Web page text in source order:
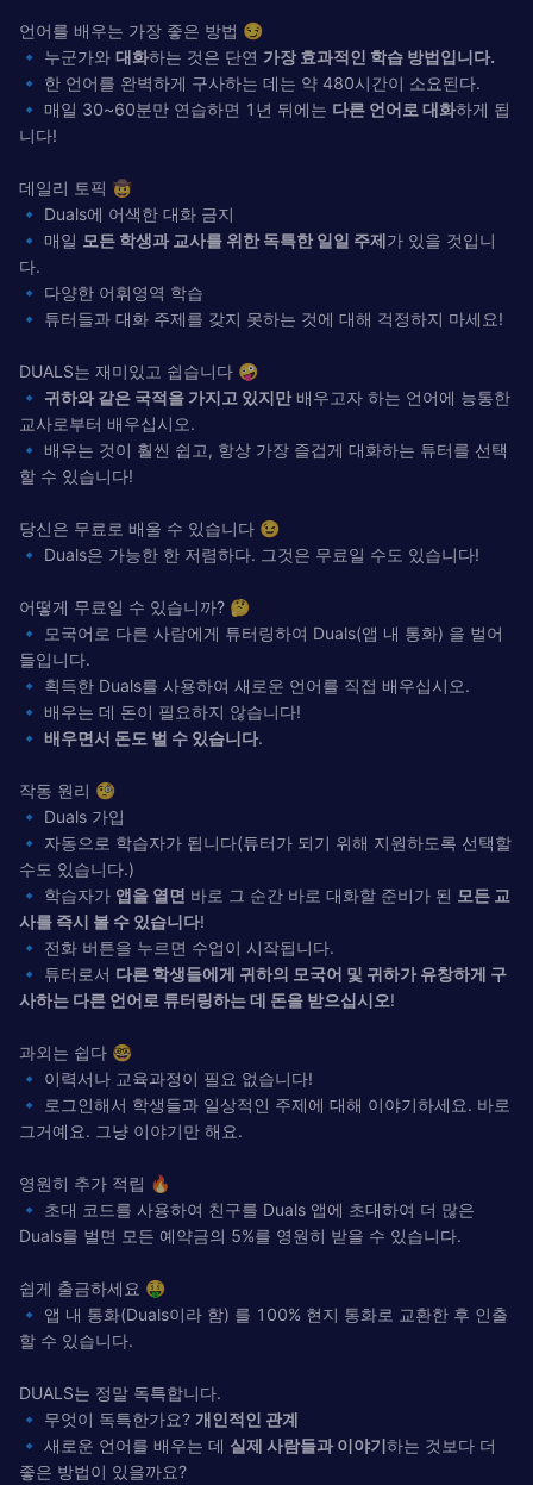
언어를 배우는 가장 좋은 방법 😏
🔹 누군가와 대화하는 것은 단연 가장 효과적인 학습 방법입니다.
🔹 한 언어를 완벽하게 구사하는 데는 약 480시간이 소요된다.
🔹 매일 30~60분만 연습하면 1년 뒤에는 다른 언어로 대화하게 됩
니다!
데일리 토픽 🤠
🔹 Duals에 어색한 대화 금지
🔹 매일 모든 학생과 교사를 위한 독특한 일일 주제가 있을 것입니
다.
🔹 다양한 어휘영역 학습
🔹 튜터들과 대화 주제를 갖지 못하는 것에 대해 걱정하지 마세요!
DUALS는 재미있고 쉽습니다 🤪
🔹 귀하와 같은 국적을 가지고 있지만배우고자 하는 언어에 능통한
교사로부터 배우십시오.
🔹 배우는 것이 훨씬 쉽고, 항상 가장 즐겁게 대화하는 튜터를 선택
할 수 있습니다!
당신은 무료로 배울 수 있습니다 😉
🔹 Duals은 가능한 한 저렴하다. 그것은 무료일 수도 있습니다!
어떻게 무료일 수 있습니까? 🤔
🔹 모국어로 다른 사람에게 튜터링하여 Duals(앱 내 통화) 을 벌어
들입니다.
🔹 획득한 Duals를 사용하여 새로운 언어를 직접 배우십시오.
🔹 배우는 데 돈이 필요하지 않습니다!
🔹 배우면서 돈도 벌 수 있습니다.
작동 원리 🧐
🔹 Duals 가입
🔹 자동으로 학습자가 됩니다(튜터가 되기 위해 지원하도록 선택할
수도 있습니다.)
🔹 학습자가 앱을 열면 바로 그 순간 바로 대화할 준비가 된 모든 교
사를 즉시 볼 수 있습니다!
🔹 전화 버튼을 누르면 수업이 시작됩니다.
🔹 튜터로서 다른 학생들에게 귀하의 모국어 및 귀하가 유창하게 구
사하는 다른 언어로 튜터링하는 데 돈을 받으십시오!
과외는 쉽다 🤓
🔹 이력서나 교육과정이 필요 없습니다!
🔹 로그인해서 학생들과 일상적인 주제에 대해 이야기하세요. 바로
그거예요. 그냥 이야기만 해요.
영원히 추가 적립 🔥
🔹 초대 코드를 사용하여 친구를 Duals 앱에 초대하여 더 많은
Duals를 벌면 모든 예약금의 5%를 영원히 받을 수 있습니다.
쉽게 출금하세요 🤑
🔹 앱 내 통화(Duals이라 함) 를 100% 현지 통화로 교환한 후 인출
할 수 있습니다.
DUALS는 정말 독특합니다.
🔹 무엇이 독특한가요? 개인적인 관계
🔹 새로운 언어를 배우는 데 실제 사람들과 이야기하는 것보다 더
좋은 방법이 있을까요?